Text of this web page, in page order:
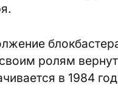
ролям
в 1984